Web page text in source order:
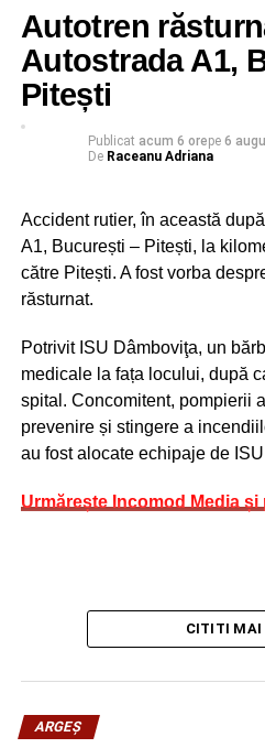
Autotren
Autostrada A1,
Pitești
Publicat acum 6 orepe 6
De Raceanu Adriana
Accident rutier, în această
A1, București – Pitești, la
către Pitești. A fost vorba
răsturnat.
Potrivit ISU Dâmboviţa, un
medicale la fața locului, după
spital. Concomitent, pompierii
prevenire și stingere a
au fost alocate echipaje de
Urmărește Incomod Media și
CITITI MAI
ARGEȘ